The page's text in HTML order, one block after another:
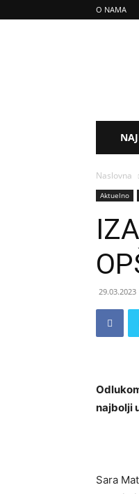
O NAMA
Naslovna
Aktuelno
29.03.2023
najbolji
Sara